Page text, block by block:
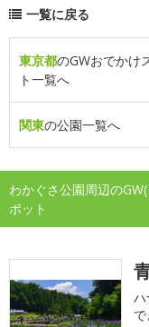
一覧に戻る
東京都のGWおでかけ
ト一覧へ
関東の公園一覧へ
わかぐさ公園周辺の
ポット